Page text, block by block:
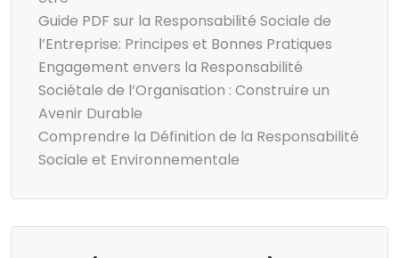
Guide PDF sur la Responsabilité Sociale de
l’Entreprise: Principes et Bonnes Pratiques
Engagement envers la Responsabilité
Sociétale de l’Organisation : Construire un
Avenir Durable
Comprendre la Définition de la Responsabilité
Sociale et Environnementale